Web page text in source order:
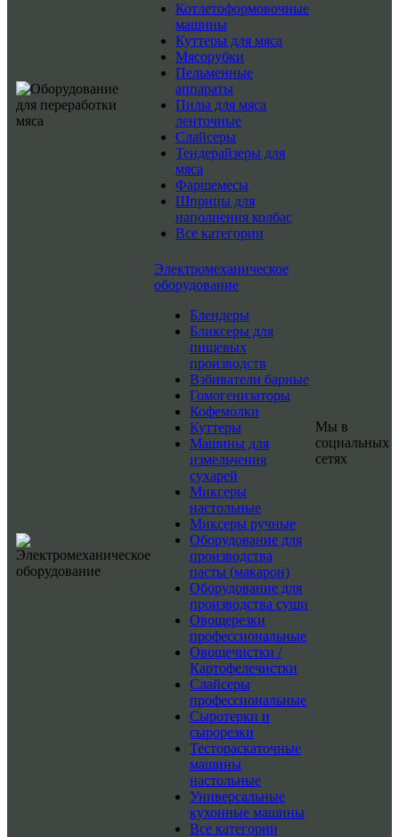
Котлетоформовочные
машины
Куттеры для мяса
Мясорубки
Пельменные
аппараты
Пилы для мяса
ленточные
Слайсеры
Тендерайзеры для
мяса
Фаршемесы
Шприцы для
наполнения колбас
Все категории
Электромеханическое
оборудование
Блендеры
Бликсеры для
пищевых
производств
Взбиватели барные
Гомогенизаторы
Кофемолки
Куттеры
Машины для
измельчения
сухарей
Миксеры
настольные
Миксеры ручные
Оборудование для
производства
пасты (макарон)
Оборудование для
производства суши
Овощерезки
профессиональные
Овощечистки /
Картофелечистки
Слайсеры
профессиональные
Сыротерки и
сырорезки
Тестораскаточные
машины
настольные
Универсальные
кухонные машины
Все категории
Мы в
социальных
сетях